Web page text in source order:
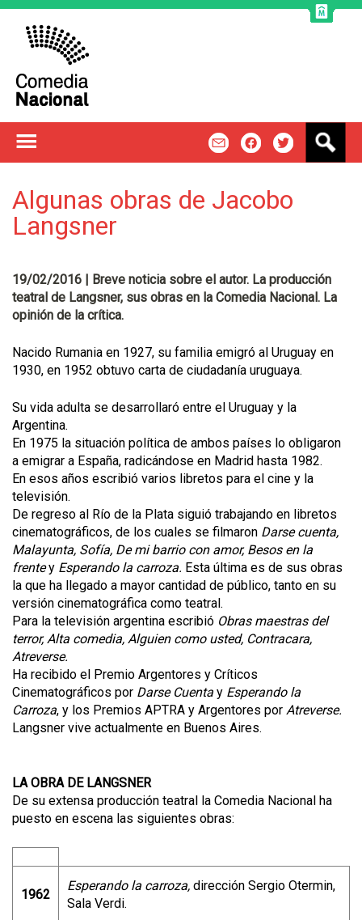
Algunas obras de Jacobo
Langsner
19/02/2016 | Breve noticia sobre el autor. La producción
teatral de Langsner, sus obras en la Comedia Nacional. La
opinión de la crítica.
Nacido Rumania en 1927, su familia emigró al Uruguay en
1930, en 1952 obtuvo carta de ciudadanía uruguaya.
Su vida adulta se desarrollaró entre el Uruguay y la
Argentina.
En 1975 la situación política de ambos países lo obligaron
a emigrar a España, radicándose en Madrid hasta 1982.
En esos años escribió varios libretos para el cine y la
televisión.
De regreso al Río de la Plata siguió trabajando en libretos
cinematográficos, de los cuales se filmaron Darse cuenta,
Malayunta, Sofía, De mi barrio con amor, Besos en la
frentey Esperando la carroza. Esta última es de sus obras
la que ha llegado a mayor cantidad de público, tanto en su
versión cinematográfica como teatral.
Para la televisión argentina escribió Obras maestras del
terror, Alta comedia, Alguien como usted, Contracara,
Atreverse.
Ha recibido el Premio Argentores y Críticos
Cinematográficos por Darse Cuenta y Esperando la
Carroza, y los Premios APTRA y Argentores por Atreverse.
Langsner vive actualmente en Buenos Aires.
LA OBRA DE LANGSNER
De su extensa producción teatral la Comedia Nacional ha
puesto en escena las siguientes obras:
1962
Esperando la carroza, dirección Sergio Otermin,
Sala Verdi.
s